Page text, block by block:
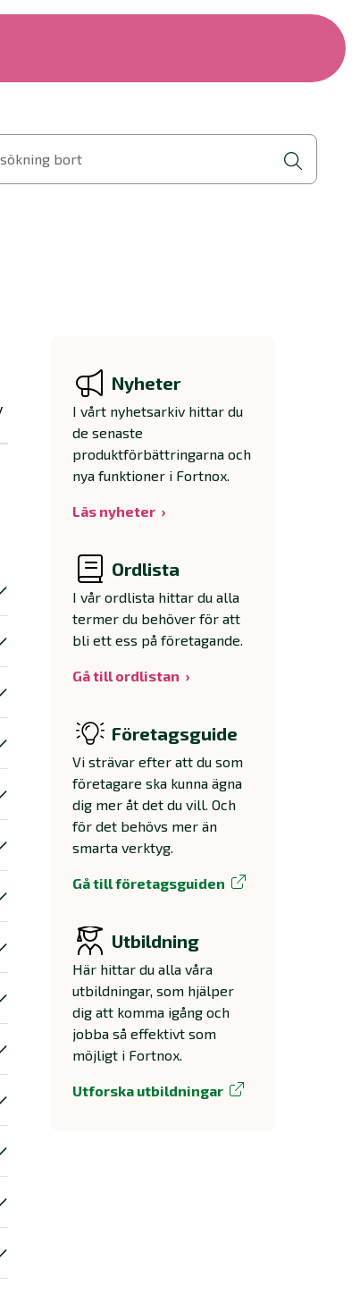
bort
Nyheter
I vårt nyhetsarkiv hittar du
de senaste
produktförbättringarna och
nya funktioner i Fortnox.
Läs nyheter
Ordlista
I vår ordlista hittar du alla
termer du behöver för att
bli ett ess på företagande.
Gå till ordlistan
Företagsguide
Vi strävar efter att du som
företagare ska kunna ägna
dig mer åt det du vill. Och
för det behövs mer än
smarta verktyg.
Gå till företagsguiden
Utbildning
Här hittar du alla våra
utbildningar, som hjälper
dig att komma igång och
jobba så effektivt som
möjligt i Fortnox.
Utforska utbildningar